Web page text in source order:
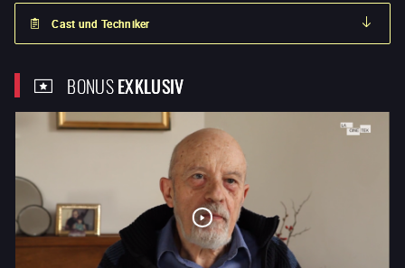
Cast und Techniker
BONUSEXKLUSIV